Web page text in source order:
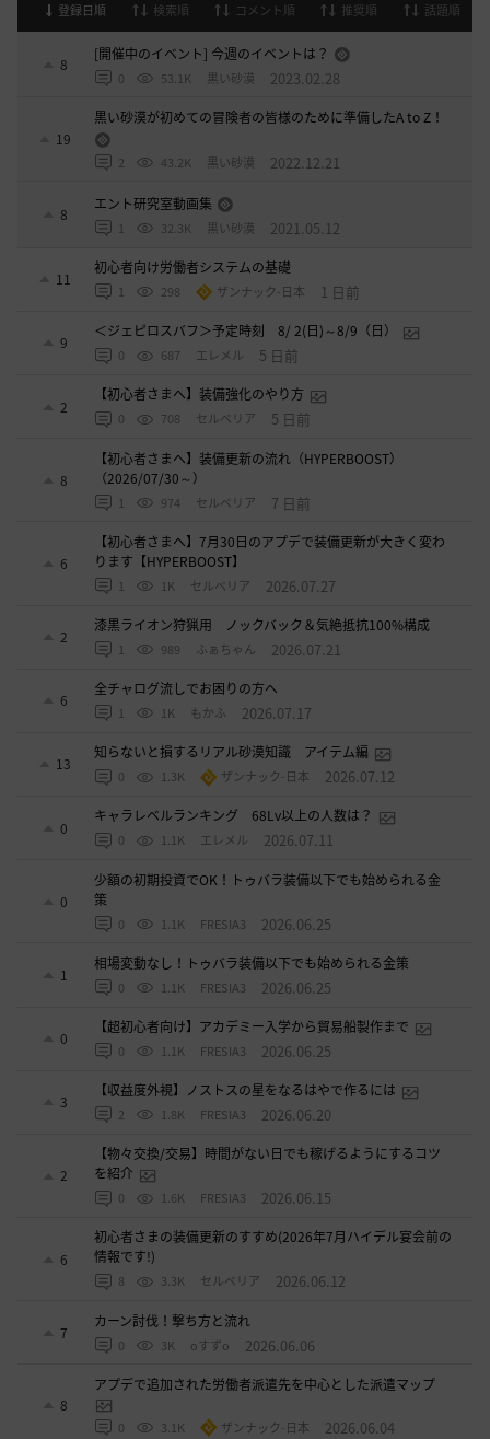
登録日順 検索順 コメント順 推奨順 話題順
8
[開催中のイベント] 今週のイベントは？
0 53.1K 黒い砂漠 2023.02.28
19
黒い砂漠が初めての冒険者の皆様のために準備したA to Z！
2 43.2K 黒い砂漠 2022.12.21
8
エント研究室動画集
1 32.3K 黒い砂漠 2021.05.12
11
初心者向け労働者システムの基礎
1 298 ザンナック-日本 1 日前
9
＜ジェピロスバフ＞予定時刻 8/ 2(日)～8/9（日）
0 687 エレメル 5 日前
2
【初心者さまへ】装備強化のやり方
0 708 セルベリア 5 日前
8
【初心者さまへ】装備更新の流れ（HYPERBOOST）
（2026/07/30～）
1 974 セルベリア 7 日前
6
【初心者さまへ】7月30日のアプデで装備更新が大きく変わ
ります【HYPERBOOST】
1 1K セルベリア 2026.07.27
2
漆黒ライオン狩猟用 ノックバック＆気絶抵抗100%構成
1 989 ふぁちゃん 2026.07.21
6
全チャログ流しでお困りの方へ
1 1K もかふ 2026.07.17
13
知らないと損するリアル砂漠知識 アイテム編
0 1.3K ザンナック-日本 2026.07.12
0
キャラレベルランキング 68Lv以上の人数は？
0 1.1K エレメル 2026.07.11
0
少額の初期投資でOK！トゥバラ装備以下でも始められる金
策
0 1.1K FRESIA3 2026.06.25
1
相場変動なし！トゥバラ装備以下でも始められる金策
0 1.1K FRESIA3 2026.06.25
0
【超初心者向け】アカデミー入学から貿易船製作まで
0 1.1K FRESIA3 2026.06.25
3
【収益度外視】ノストスの星をなるはやで作るには
2 1.8K FRESIA3 2026.06.20
2
【物々交換/交易】時間がない日でも稼げるようにするコツ
を紹介
0 1.6K FRESIA3 2026.06.15
6
初心者さまの装備更新のすすめ(2026年7月ハイデル宴会前の
情報です!)
8 3.3K セルベリア 2026.06.12
7
カーン討伐！撃ち方と流れ
0 3K oすずo 2026.06.06
8
アプデで追加された労働者派遣先を中心とした派遣マップ
0 3.1K ザンナック-日本 2026.06.04